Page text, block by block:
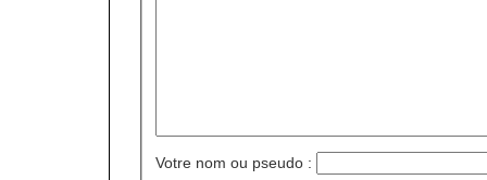
Votre nom ou pseudo :